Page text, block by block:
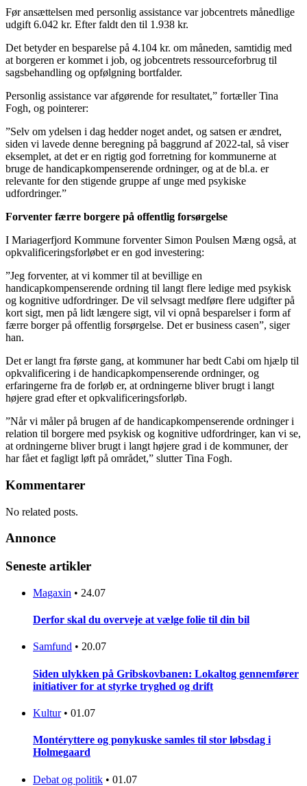
Før ansættelsen med personlig assistance var jobcentrets månedlige
udgift 6.042 kr. Efter faldt den til 1.938 kr.
Det betyder en besparelse på 4.104 kr. om måneden, samtidig med
at borgeren er kommet i job, og jobcentrets ressourceforbrug til
sagsbehandling og opfølgning bortfalder.
Personlig assistance var afgørende for resultatet,” fortæller Tina
Fogh, og pointerer:
”Selv om ydelsen i dag hedder noget andet, og satsen er ændret,
siden vi lavede denne beregning på baggrund af 2022-tal, så viser
eksemplet, at det er en rigtig god forretning for kommunerne at
bruge de handicapkompenserende ordninger, og at de bl.a. er
relevante for den stigende gruppe af unge med psykiske
udfordringer.”
Forventer færre borgere på offentlig forsørgelse
I Mariagerfjord Kommune forventer Simon Poulsen Mæng også, at
opkvalificeringsforløbet er en god investering:
”Jeg forventer, at vi kommer til at bevillige en
handicapkompenserende ordning til langt flere ledige med psykisk
og kognitive udfordringer. De vil selvsagt medføre flere udgifter på
kort sigt, men på lidt længere sigt, vil vi opnå besparelser i form af
færre borger på offentlig forsørgelse. Det er business casen”, siger
han.
Det er langt fra første gang, at kommuner har bedt Cabi om hjælp til
opkvalificering i de handicapkompenserende ordninger, og
erfaringerne fra de forløb er, at ordningerne bliver brugt i langt
højere grad efter et opkvalificeringsforløb.
”Når vi måler på brugen af de handicapkompenserende ordninger i
relation til borgere med psykisk og kognitive udfordringer, kan vi se,
at ordningerne bliver brugt i langt højere grad i de kommuner, der
har fået et fagligt løft på området,” slutter Tina Fogh.
Kommentarer
No related posts.
Annonce
Seneste artikler
Magaxin • 24.07
Derfor skal du overveje at vælge folie til din bil
Samfund • 20.07
Siden ulykken på Gribskovbanen: Lokaltog gennemfører
initiativer for at styrke tryghed og drift
Kultur • 01.07
Montéryttere og ponykuske samles til stor løbsdag i
Holmegaard
Debat og politik • 01.07